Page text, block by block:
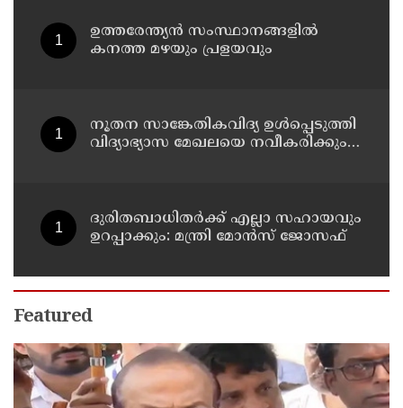
ഉത്തരേന്ത്യൻ സംസ്ഥാനങ്ങളിൽ
കനത്ത മഴയും പ്രളയവും
നൂതന സാങ്കേതികവിദ്യ ഉള്‍പ്പെടുത്തി
വിദ്യാഭ്യാസ മേഖലയെ നവീകരിക്കും:
ദുരിതബാധിതർക്ക് എല്ലാ സഹായവും
ഉറപ്പാക്കും: മന്ത്രി മോൻസ് ജോസഫ്
Featured